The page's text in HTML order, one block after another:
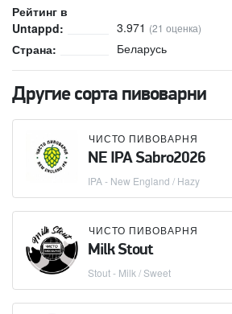
Рейтинг в
Untappd:
3.971 (21 оценка)
Страна: Беларусь
Другие сорта пивоварни
ЧИСТО ПИВОВАРНЯ
NE IPA Sabro2026
IPA - New England / Hazy
ЧИСТО ПИВОВАРНЯ
Milk Stout
Stout - Milk / Sweet